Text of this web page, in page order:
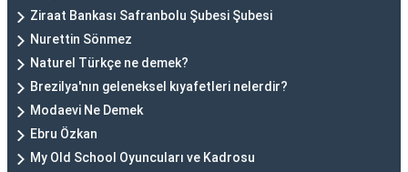
Ziraat Bankası Safranbolu Şubesi Şubesi
Nurettin Sönmez
Naturel Türkçe ne demek?
Brezilya'nın geleneksel kıyafetleri nelerdir?
Modaevi Ne Demek
Ebru Özkan
My Old School Oyuncuları ve Kadrosu